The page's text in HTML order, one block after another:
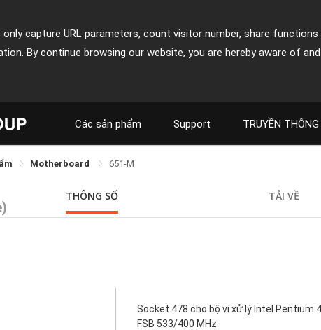
capture URL parameters, count visitor number, share functions
By continue browsing our website, you are hereby aware of
Các sản phẩm Support TRUYỀN THÔNG
Motherboard 651-M
THÔNG SỐ TẢI VỀ
Socket 478 cho bộ vi xử lý Intel Pentium
FSB 533/400 MHz